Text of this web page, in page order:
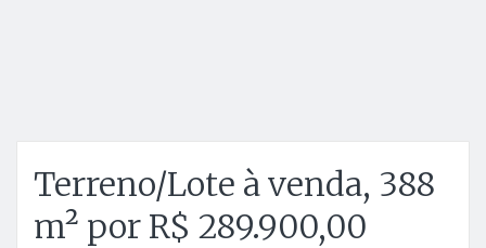
Terreno/Lote à venda, 388
m² por R$ 289.900,00